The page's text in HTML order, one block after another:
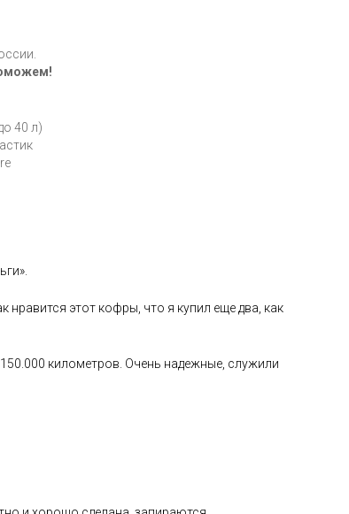
40 л)
этот кофры, что я купил еще два, как
километров. Очень надежные, служили